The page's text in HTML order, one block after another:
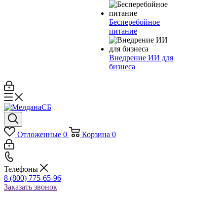
Бесперебойное
питание
Внедрение ИИ для
бизнеса
Отложенные 0 Корзина 0
Телефоны
8 (800) 775-65-96
Заказать звонок